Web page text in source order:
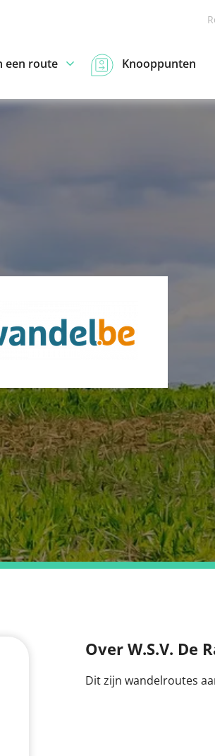
een route Knooppunten
Over W.S.V. De
Dit zijn wandelroutes